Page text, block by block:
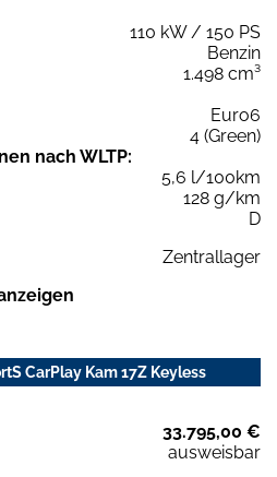
110 kW / 150 PS
Benzin
1.498 cm³
Euro6
4 (Green)
nach WLTP:
5,6 l/100km
128 g/km
D
Zentrallager
CarPlay Kam 17Z Keyless
33.795,00 €
ausweisbar